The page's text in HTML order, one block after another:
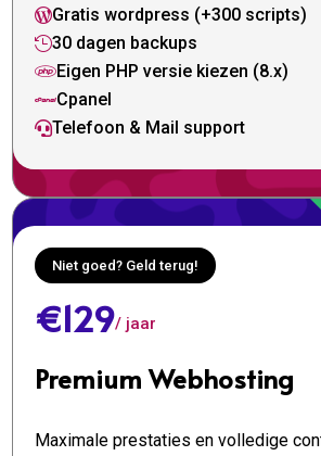
Gratis wordpress (+300 scripts)
30 dagen backups
Eigen PHP versie kiezen (8.x)
Cpanel
Telefoon & Mail support
Niet goed? Geld terug!
€129/ jaar
Premium Webhosting
Maximale prestaties en volledige